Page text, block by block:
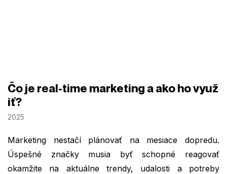
Čo je real-time marketing a ako ho využ
iť?
2025
Marketing nestačí plánovať na mesiace dopredu.
Úspešné značky musia byť schopné reagovať
okamžite na aktuálne trendy, udalosti a potreby